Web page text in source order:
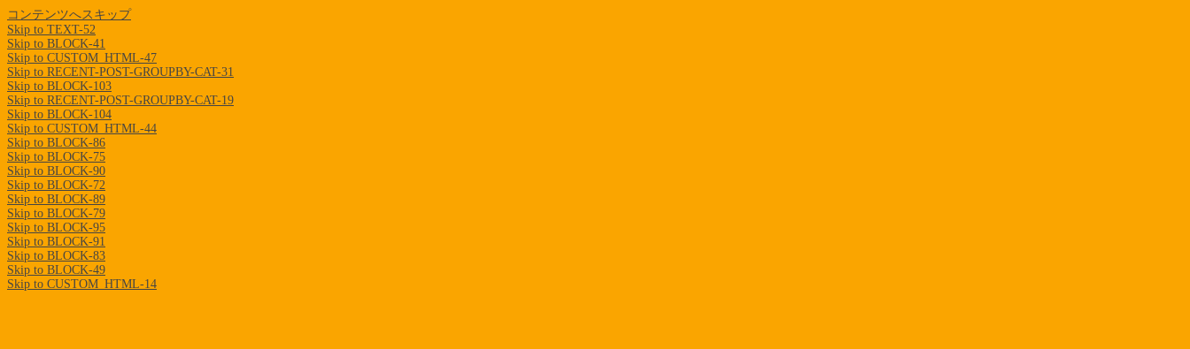
コンテンツへスキップ
Skip to TEXT-52
Skip to BLOCK-41
Skip to CUSTOM_HTML-47
Skip to RECENT-POST-GROUPBY-CAT-31
Skip to BLOCK-103
Skip to RECENT-POST-GROUPBY-CAT-19
Skip to BLOCK-104
Skip to CUSTOM_HTML-44
Skip to BLOCK-86
Skip to BLOCK-75
Skip to BLOCK-90
Skip to BLOCK-72
Skip to BLOCK-89
Skip to BLOCK-79
Skip to BLOCK-95
Skip to BLOCK-91
Skip to BLOCK-83
Skip to BLOCK-49
Skip to CUSTOM_HTML-14